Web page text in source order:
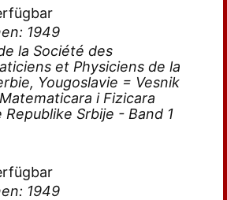
1949
la Société des
et Physiciens de la
Yougoslavie = Vesnik
i Fizicara
Republike Srbije - Band 1
1949